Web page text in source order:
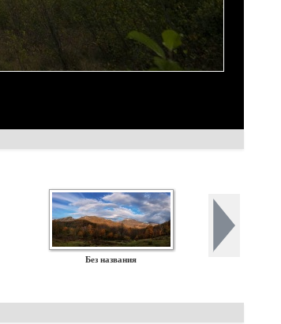
Без названия